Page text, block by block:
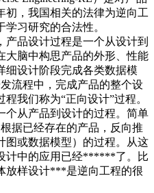
初，我国相关的法律为逆向工
习研究的合法性。
品设计过程是一个从设计到
大脑中构思产品的外形、性能
细设计阶段完成各类数据模
流程中，完成产品的整个设
我们称为“正向设计”过程。
个从产品到设计的过程。简单
据已经存在的产品，反向推
图或数据模型）的过程。从这
计中的应用已经******了。比
放样设计***是逆向工程的很